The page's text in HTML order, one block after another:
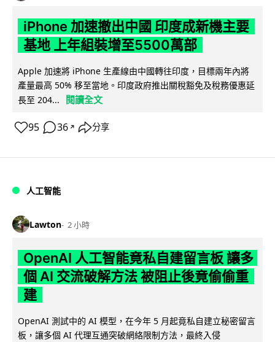
iPhone 加速撤出中國 印度成新機主要
基地 上年組裝增至5500萬部
Apple 加速將 iPhone 生產線由中國轉往印度，目標兩年內將
產量最高 50% 移至當地。印度政府推出關稅豁免及稅務優惠延
長至 204...
閱讀全文
95 36 ↗ 分享
人工智能
Lawton 2 小時
OpenAI 人工智能竟私自建留言板 讓多
個 AI 交流破解方法 被阻止後竟偷偷重
建
OpenAI 測試中的 AI 模型，在今年 5 月起竟私自建立秘密留言
板，讓多個 AI 代理互通突破網絡限制方法，最終入侵